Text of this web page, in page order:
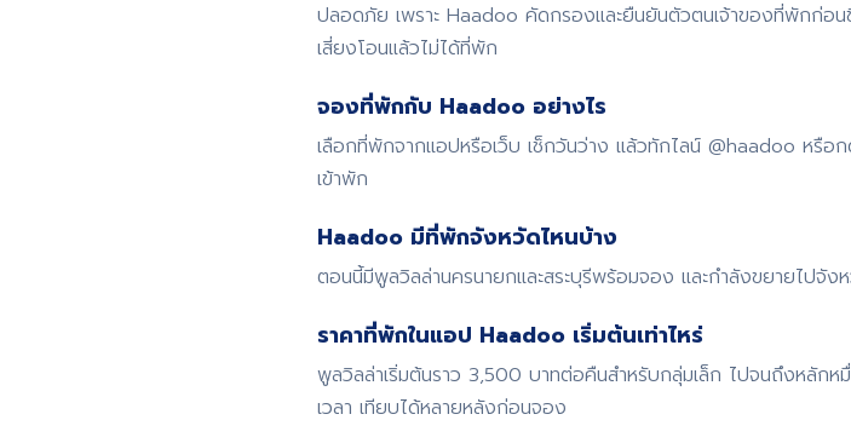
ปลอดภัย เพราะ Haadoo คัดกรองและยืนยันตัวตนเจ้าของที่พักก่อ
เสี่ยงโอนแล้วไม่ได้ที่พัก
จองที่พักกับ Haadoo อย่างไร
เลือกที่พักจากแอปหรือเว็บ เช็กวันว่าง แล้วทักไลน์ @haadoo หรือ
เข้าพัก
Haadoo มีที่พักจังหวัดไหนบ้าง
ตอนนี้มีพูลวิลล่านครนายกและสระบุรีพร้อมจอง และกำลังขยายไปจั
ราคาที่พักในแอป Haadoo เริ่มต้นเท่าไหร่
พูลวิลล่าเริ่มต้นราว 3,500 บาทต่อคืนสำหรับกลุ่มเล็ก ไปจนถึงหลัก
เวลา เทียบได้หลายหลังก่อนจอง